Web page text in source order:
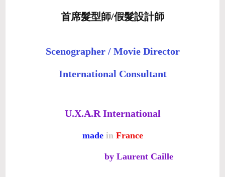
首席髮型師/假髮設計師
Scenographer / Movie Director
International Consultant
U.X.A.R International
made in France
by Laurent Caille